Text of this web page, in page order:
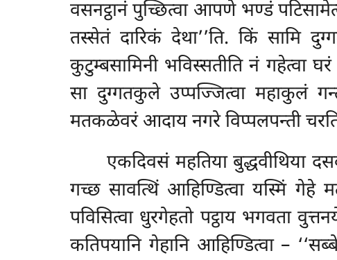
वसनट्ठानं पुच्छित्वा आपणे भण्डं
तस्सेतं दारिकं देथा’’ति. किं सामि
कुटुम्बसामिनी भविस्सतीति नं गहेत्वा
सा दुग्गतकुले उप्पज्जित्वा महाकुलं
मतकळेवरं आदाय नगरे विप्पलपन्ती
एकदिवसं महतिया बुद्धवीथिया
गच्छ सावत्थिं आहिण्डित्वा यस्मिं
पविसित्वा धुरगेहतो पट्ठाय भगवता
कतिपयानि गेहानि आहिण्डित्वा –